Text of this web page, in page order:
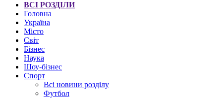
ВСІ РОЗДІЛИ
Головна
Україна
Місто
Світ
Бізнес
Наука
Шоу-бізнес
Спорт
Всі новини розділу
Футбол